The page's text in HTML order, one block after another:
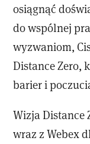
osiągnąć
do wspólnej
wyzwaniom,
Distance Zero,
barier i
Wizja Distance
wraz z Webex